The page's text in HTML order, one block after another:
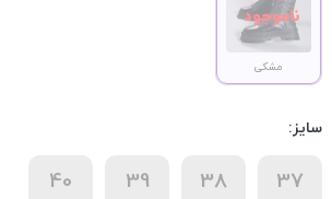
مشکی
سایز:
37
38
39
40